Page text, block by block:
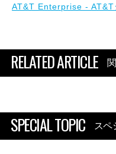
AT&T Enterprise - AT&T
RELATED ARTICLE
SPECIAL TOPIC スペ